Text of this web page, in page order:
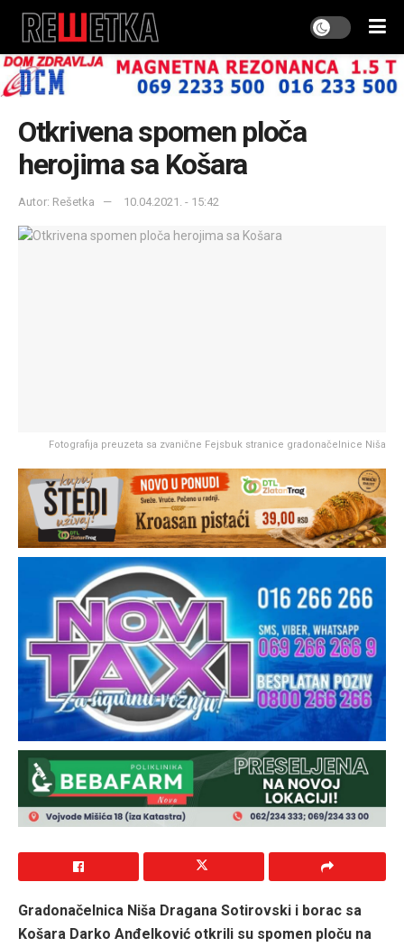
Otkrivena spomen ploča
herojima sa Košara
Autor: Rešetka 10.04.2021. - 15:42
Fotografija preuzeta sa zvanične Fejsbuk stranice gradonačelnice Niša
Gradonačelnica Niša Dragana Sotirovski i borac sa
Košara Darko Anđelković otkrili su spomen ploču na